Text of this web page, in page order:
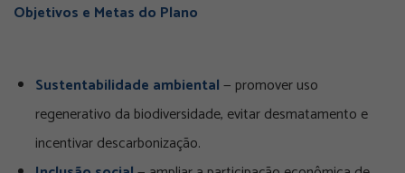
Objetivos e Metas do Plano
Sustentabilidade ambiental— promover uso
regenerativo da biodiversidade, evitar desmatamento e
incentivar descarbonização.